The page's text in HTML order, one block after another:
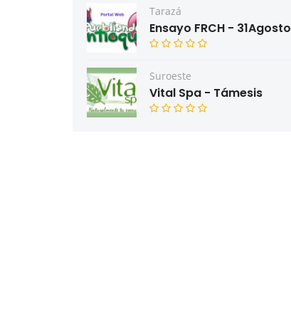
Tarazá
Suroeste
Vital Spa - Támesis